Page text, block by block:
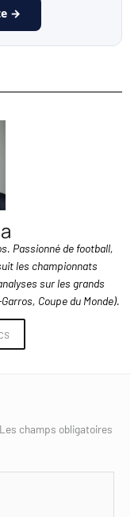
→
Passionné de football,
les championnats
sur les grands
Coupe du Monde).
Les champs obligatoires